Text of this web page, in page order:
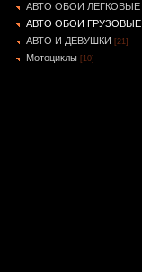
АВТО ОБОИ ЛЕГКОВЫЕ
АВТО ОБОИ ГРУЗОВЫЕ
АВТО И ДЕВУШКИ [21]
Мотоциклы [10]